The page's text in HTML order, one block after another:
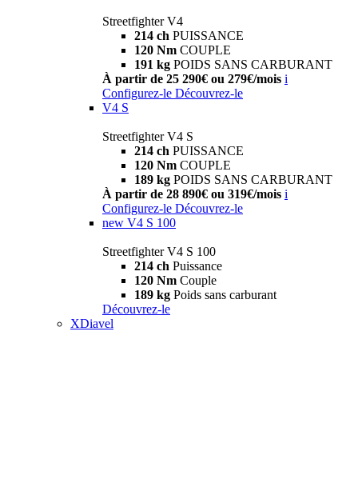
Streetfighter V4
214 ch PUISSANCE
120 Nm COUPLE
191 kg POIDS SANS CARBURANT
À partir de 25 290€ ou 279€/mois i
Configurez-le Découvrez-le
V4 S
Streetfighter V4 S
214 ch PUISSANCE
120 Nm COUPLE
189 kg POIDS SANS CARBURANT
À partir de 28 890€ ou 319€/mois i
Configurez-le Découvrez-le
new V4 S 100
Streetfighter V4 S 100
214 ch Puissance
120 Nm Couple
189 kg Poids sans carburant
Découvrez-le
XDiavel